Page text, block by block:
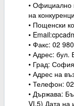
• Официално
на
• Пощенски
•
• Факс: 02
• Адрес:
• Град: София
• Адрес на
• Телефон:
• Държава:
VI.5) Дата на